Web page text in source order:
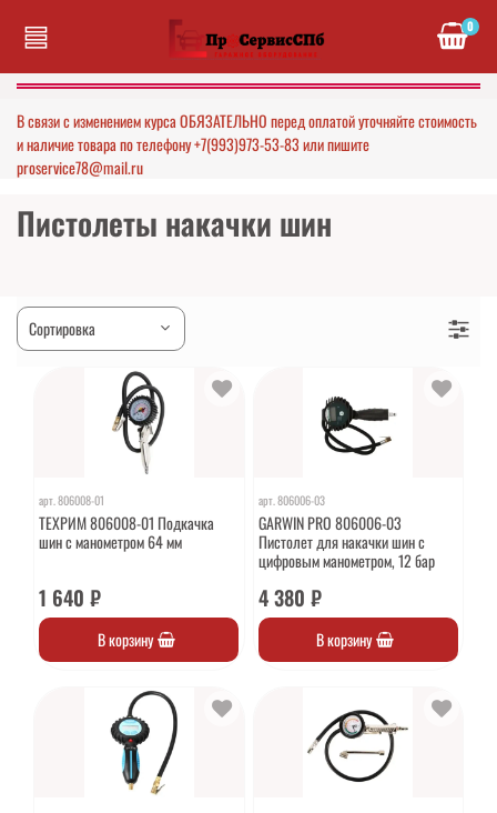
0
В связи с изменением курса ОБЯЗАТЕЛЬНО перед оплатой уточняйте стоимость
и наличие товара по телефону +7(993)973-53-83 или пишите
proservice78@mail.ru
Пистолеты накачки шин
арт.806008-01
ТЕХРИМ 806008-01 Подкачка
шин с манометром 64 мм
1 640 ₽
В корзину
арт. 806006-03
GARWIN PRO 806006-03
Пистолет для накачки шин с
цифровым манометром, 12 бар
4 380 ₽
В корзину